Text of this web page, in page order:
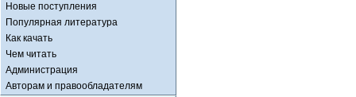
Новые поступления
Популярная литература
Как качать
Чем читать
Администрация
Авторам и правообладателям